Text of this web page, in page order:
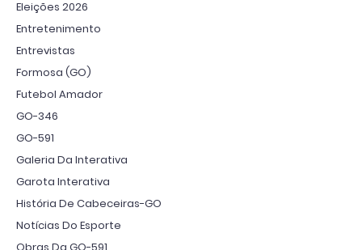
Eleições 2026
Entretenimento
Entrevistas
Formosa (GO)
Futebol Amador
GO-346
GO-591
Galeria Da Interativa
Garota Interativa
História De Cabeceiras-GO
Notícias Do Esporte